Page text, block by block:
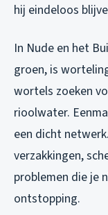
hij eindeloos
In Nude en het
groen, is
wortels zoeken
rioolwater.
een dicht
verzakkingen,
problemen die je
ontstopping.